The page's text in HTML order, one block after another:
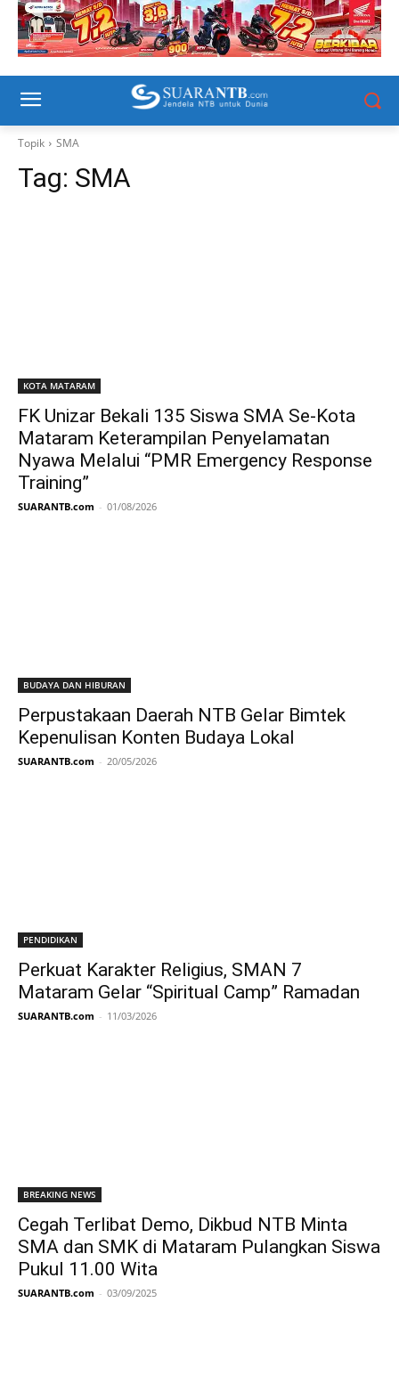
Topik SMA
Tag: SMA
KOTA MATARAM
FK Unizar Bekali 135 Siswa SMA Se-Kota
Mataram Keterampilan Penyelamatan
Nyawa Melalui “PMR Emergency Response
Training”
SUARANTB.com - 01/08/2026
BUDAYA DAN HIBURAN
Perpustakaan Daerah NTB Gelar Bimtek
Kepenulisan Konten Budaya Lokal
SUARANTB.com - 20/05/2026
PENDIDIKAN
Perkuat Karakter Religius, SMAN 7
Mataram Gelar “Spiritual Camp” Ramadan
SUARANTB.com - 11/03/2026
BREAKING NEWS
Cegah Terlibat Demo, Dikbud NTB Minta
SMA dan SMK di Mataram Pulangkan Siswa
Pukul 11.00 Wita
SUARANTB.com - 03/09/2025